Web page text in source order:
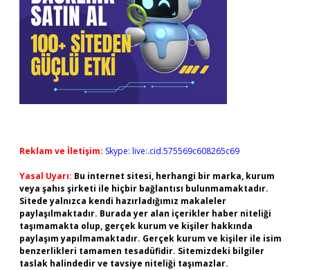
Reklam ve İletişim: Skype: live:.cid.575569c608265c69
Yasal Uyarı: Bu internet sitesi, herhangi bir marka, kurum
veya şahıs şirketi ile hiçbir bağlantısı bulunmamaktadır.
Sitede yalnızca kendi hazırladığımız makaleler
paylaşılmaktadır. Burada yer alan içerikler haber niteliği
taşımamakta olup, gerçek kurum ve kişiler hakkında
paylaşım yapılmamaktadır. Gerçek kurum ve kişiler ile isim
benzerlikleri tamamen tesadüfidir. Sitemizdeki bilgiler
taslak halindedir ve tavsiye niteliği taşımazlar.